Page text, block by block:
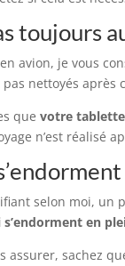
toujours
avion, je vous
nettoyés après
quevotre tablette
n’est réalisé
selon moi,
en
assurer, sachez